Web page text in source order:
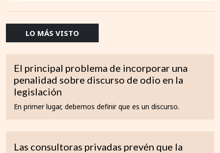
LO MÁS VISTO
El principal problema de incorporar una
penalidad sobre discurso de odio en la
legislación
En primer lugar, debemos definir que es un discurso.
Las consultoras privadas prevén que la